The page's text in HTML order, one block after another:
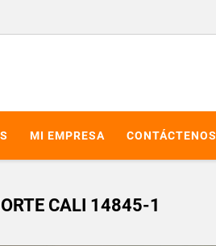
MI EMPRESA CONTÁCTENOS
CALI 14845-1